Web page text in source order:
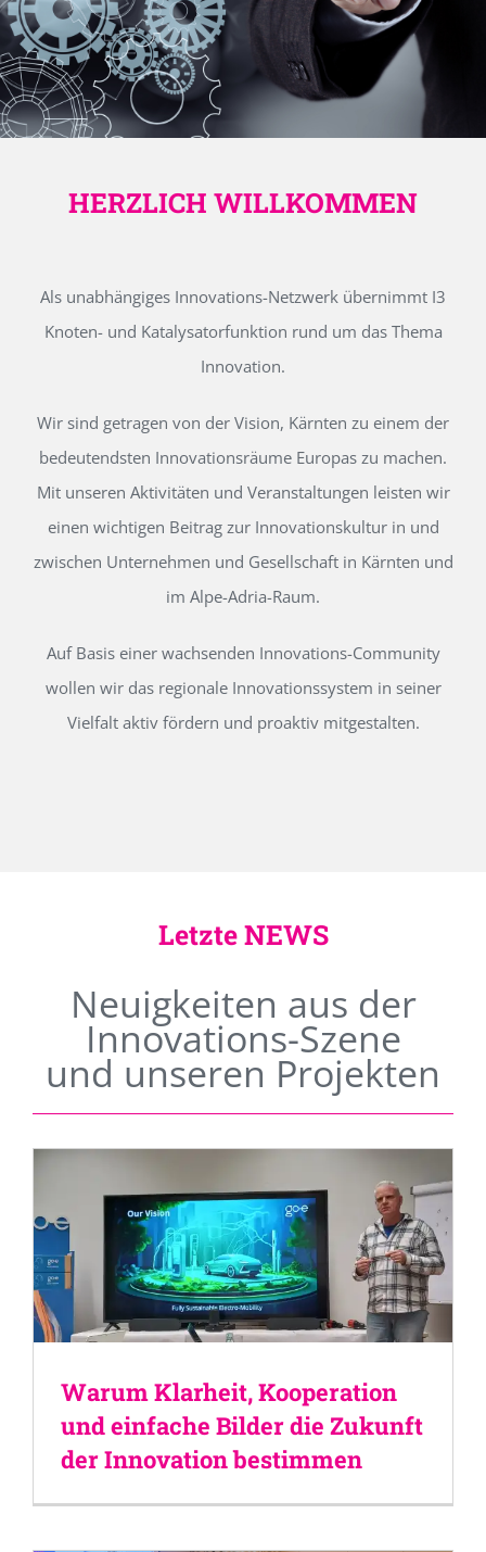
HERZLICH WILLKOMMEN
Als unabhängiges Innovations-Netzwerk übernimmt I3
Knoten- und Katalysatorfunktion rund um das Thema
Innovation.
Wir sind getragen von der Vision, Kärnten zu einem der
bedeutendsten Innovationsräume Europas zu machen.
Mit unseren Aktivitäten und Veranstaltungen leisten wir
einen wichtigen Beitrag zur Innovationskultur in und
zwischen Unternehmen und Gesellschaft in Kärnten und
im Alpe-Adria-Raum.
Auf Basis einer wachsenden Innovations-Community
wollen wir das regionale Innovationssystem in seiner
Vielfalt aktiv fördern und proaktiv mitgestalten.
Letzte NEWS
Neuigkeiten aus der
Innovations-Szene
und unseren Projekten
Warum Klarheit, Kooperation
und einfache Bilder die Zukunft
der Innovation bestimmen